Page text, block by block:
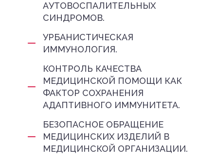
АУТОВОСПАЛИТЕЛЬНЫХ
СИНДРОМОВ.
УРБАНИСТИЧЕСКАЯ
ИММУНОЛОГИЯ.
КОНТРОЛЬ КАЧЕСТВА
МЕДИЦИНСКОЙ ПОМОЩИ КАК
ФАКТОР СОХРАНЕНИЯ
АДАПТИВНОГО ИММУНИТЕТА.
БЕЗОПАСНОЕ ОБРАЩЕНИЕ
МЕДИЦИНСКИХ ИЗДЕЛИЙ В
МЕДИЦИНСКОЙ ОРГАНИЗАЦИИ.